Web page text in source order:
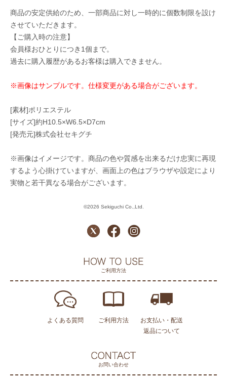
商品の安定供給のため、一部商品に対し一時的に個数制限を設け
させていただきます。
【ご購入時の注意】
会員様おひとりにつき1個まで。
過去に購入履歴があるお客様は購入できません。
※画像はサンプルです。仕様変更がある場合がございます。
[素材]ポリエステル
[サイズ]約H10.5×W6.5×D7cm
[発売元]株式会社セキグチ
※画像はイメージです。商品の色や質感を出来るだけ忠実に再現
するよう心掛けていますが、画面上の色はブラウザや設定により
実物と若干異なる場合がございます。
©2026 Sekiguchi Co.,Ltd.
お問い合わせ
ご利用方法
よくある質問 ご利用方法
お支払い・配送
返品について